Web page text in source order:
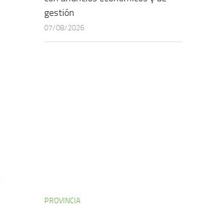
gestión
07/08/2026
PROVINCIA